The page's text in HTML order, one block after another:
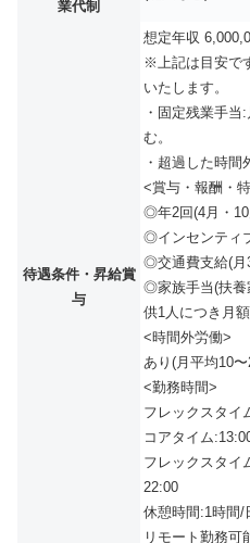
業代制
待遇条件・昇給賞
与
想定年収
※上記は目安で
いたします。
・固定残業手
む。
・超過した時
<賞与・報酬・
◎年2回(4月・
◎インセンティ
◎交通費支給(月
◎家族手当(扶養
供1人につき月
<時間外労働>
あり(月平均10
<勤務時間>
フレックスタイ
コアタイム
フレックスタイ
22:00
休憩時間:1時間/
リモート勤務可